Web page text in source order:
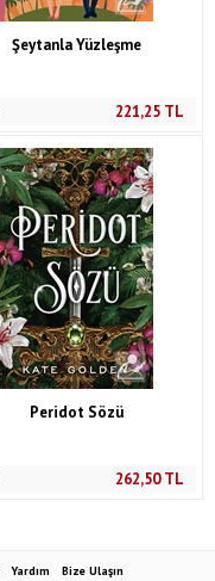
Şeytanla Yüzleşme
221,25 TL
Peridot Sözü
262,50TL
Yardım Bize Ulaşın